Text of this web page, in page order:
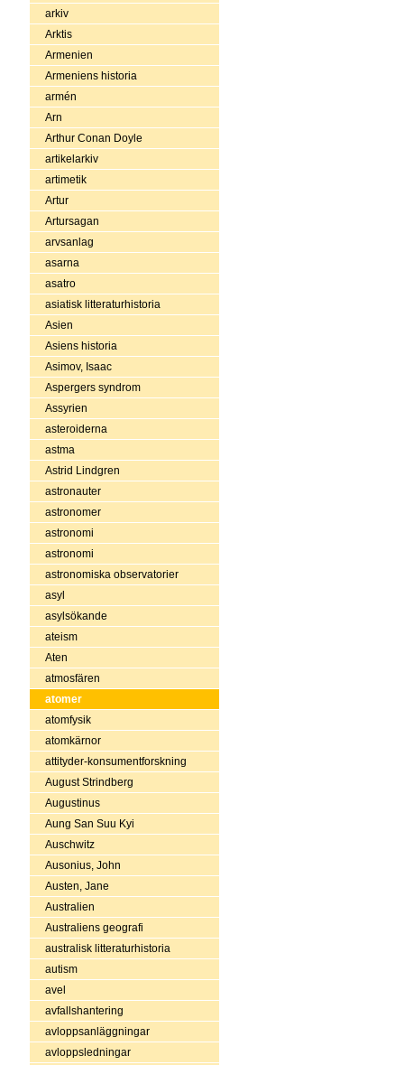
arkiv
Arktis
Armenien
Armeniens historia
armén
Arn
Arthur Conan Doyle
artikelarkiv
artimetik
Artur
Artursagan
arvsanlag
asarna
asatro
asiatisk litteraturhistoria
Asien
Asiens historia
Asimov, Isaac
Aspergers syndrom
Assyrien
asteroiderna
astma
Astrid Lindgren
astronauter
astronomer
astronomi
astronomi
astronomiska observatorier
asyl
asylsökande
ateism
Aten
atmosfären
atomer
atomfysik
atomkärnor
attityder-konsumentforskning
August Strindberg
Augustinus
Aung San Suu Kyi
Auschwitz
Ausonius, John
Austen, Jane
Australien
Australiens geografi
australisk litteraturhistoria
autism
avel
avfallshantering
avloppsanläggningar
avloppsledningar